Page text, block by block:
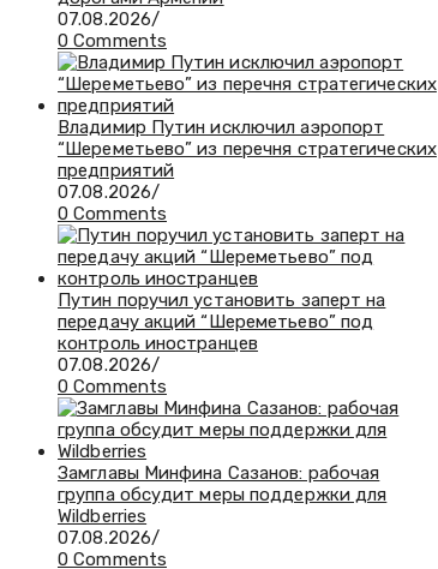
07.08.2026/
0 Comments
Владимир Путин исключил аэропорт
“Шереметьево” из перечня стратегических
предприятий
07.08.2026/
0 Comments
Путин поручил установить заперт на
передачу акций “Шереметьево” под
контроль иностранцев
07.08.2026/
0 Comments
Замглавы Минфина Сазанов: рабочая
группа обсудит меры поддержки для
Wildberries
07.08.2026/
0 Comments